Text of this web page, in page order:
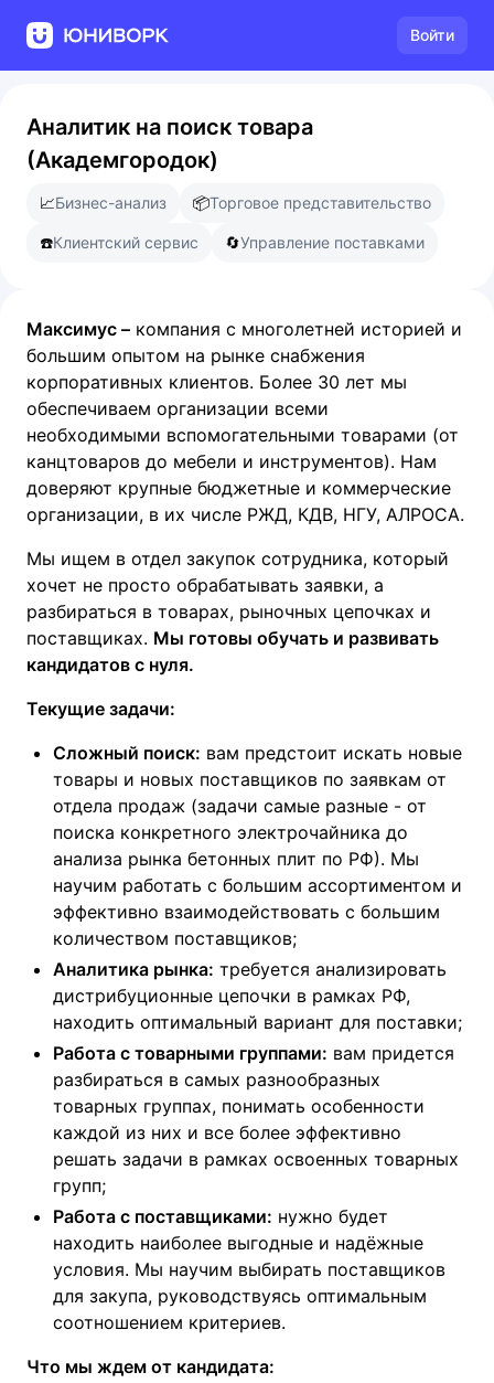
Войти
Аналитик на поиск товара
(Академгородок)
📈Бизнес-анализ 📦Торговое представительство
☎️Клиентский сервис 🔄Управление поставками
Максимус – компания с многолетней историей и
большим опытом на рынке снабжения
корпоративных клиентов. Более 30 лет мы
обеспечиваем организации всеми
необходимыми вспомогательными товарами (от
канцтоваров до мебели и инструментов). Нам
доверяют крупные бюджетные и коммерческие
организации, в их числе РЖД, КДВ, НГУ, АЛРОСА.
Мы ищем в отдел закупок сотрудника, который
хочет не просто обрабатывать заявки, а
разбираться в товарах, рыночных цепочках и
поставщиках. Мы готовы обучать и развивать
кандидатов с нуля.
Текущие задачи:
Сложный поиск: вам предстоит искать новые
товары и новых поставщиков по заявкам от
отдела продаж (задачи самые разные - от
поиска конкретного электрочайника до
анализа рынка бетонных плит по РФ). Мы
научим работать с большим ассортиментом и
эффективно взаимодействовать с большим
количеством поставщиков;
Аналитика рынка: требуется анализировать
дистрибуционные цепочки в рамках РФ,
находить оптимальный вариант для поставки;
Работа с товарными группами: вам придется
разбираться в самых разнообразных
товарных группах, понимать особенности
каждой из них и все более эффективно
решать задачи в рамках освоенных товарных
групп;
Работа с поставщиками: нужно будет
находить наиболее выгодные и надёжные
условия. Мы научим выбирать поставщиков
для закупа, руководствуясь оптимальным
соотношением критериев.
Что мы ждем от кандидата: